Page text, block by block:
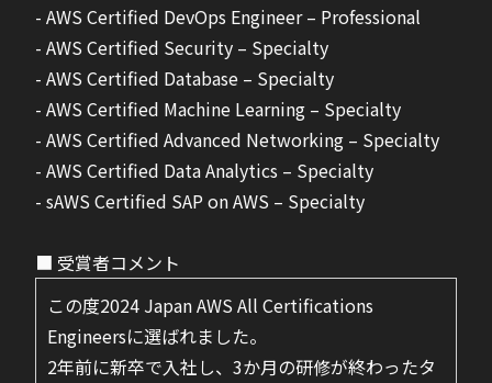
- AWS Certified DevOps Engineer – Professional
- AWS Certified Security – Specialty
- AWS Certified Database – Specialty
- AWS Certified Machine Learning – Specialty
- AWS Certified Advanced Networking – Specialty
- AWS Certified Data Analytics – Specialty
- sAWS Certified SAP on AWS – Specialty
■ 受賞者コメント
この度2024 Japan AWS All Certifications
Engineersに選ばれました。
2年前に新卒で入社し、3か月の研修が終わったタ